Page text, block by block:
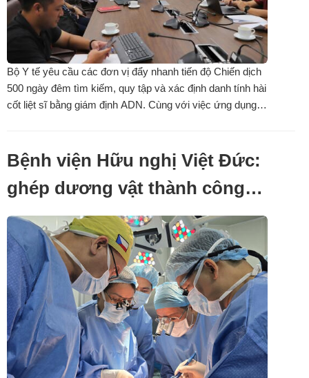
Bộ Y tế yêu cầu các đơn vị đẩy nhanh tiến độ Chiến dịch
500 ngày đêm tìm kiếm, quy tập và xác định danh tính hài
cốt liệt sĩ bằng giám định ADN. Cùng với việc ứng dụng
lực để hoàn ...
Bệnh viện Hữu nghị Việt Đức:
ghép dương vật thành công
từ người cho chết não